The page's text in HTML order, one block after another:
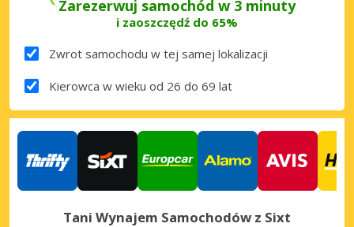
Zarezerwuj samochód w 3 minuty
i zaoszczędź do 65%
Zwrot samochodu w tej samej lokalizacji
Kierowca w wieku od 26 do 69 lat
Tani Wynajem Samochodów z Sixt